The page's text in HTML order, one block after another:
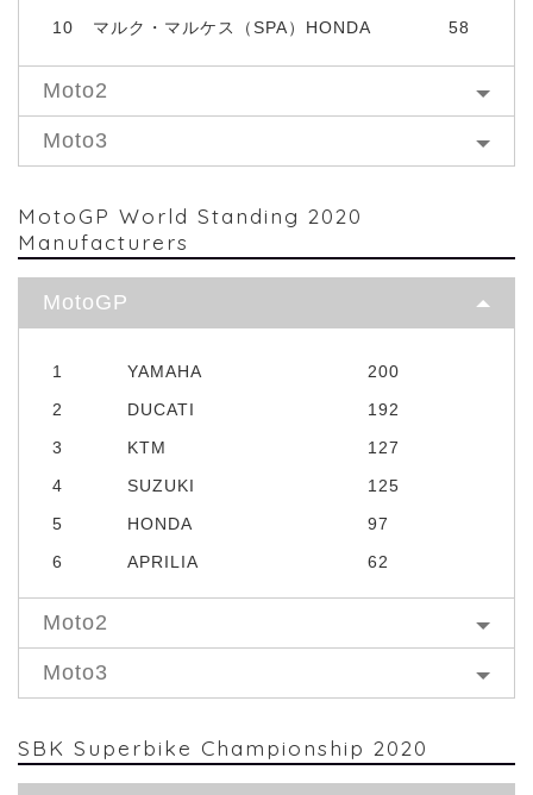
10 マルク・マルケス（SPA）HONDA 58
Moto2
Moto3
MotoGP World Standing 2020
Manufacturers
MotoGP
1 YAMAHA
200
2
DUCATI
192
3
KTM
127
4
SUZUKI
125
5
HONDA
97
6
APRILIA 62
Moto2
Moto3
SBK Superbike Championship 2020